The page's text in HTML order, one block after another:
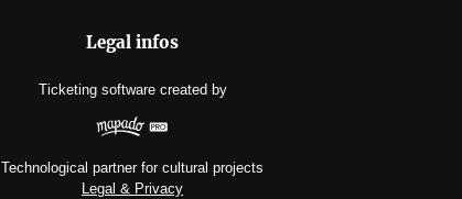
Legal infos
Ticketing software created by
Technological partner for cultural projects
Legal & Privacy